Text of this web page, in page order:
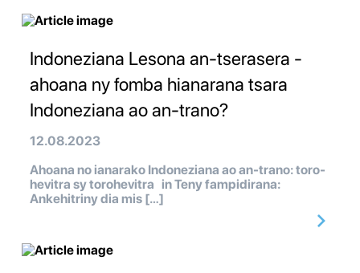
Indoneziana Lesona an-tserasera -
ahoana ny fomba hianarana tsara
Indoneziana ao an-trano?
12.08.2023
Ahoana no ianarako Indoneziana ao an-trano: toro-
hevitra sy torohevitra in Teny fampidirana:
Ankehitriny dia mis […]